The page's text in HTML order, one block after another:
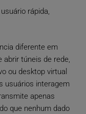
rápida,
diferente em
abrir túneis de rede,
ou desktop virtual
usuários interagem
apenas
que nenhum dado